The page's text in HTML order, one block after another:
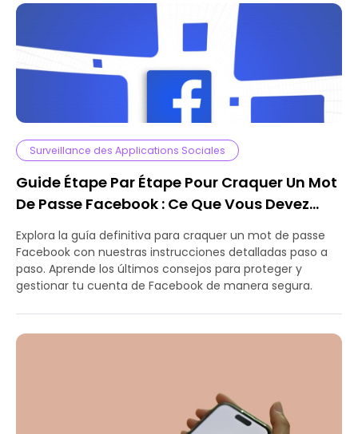
Surveillance des Applications Sociales
Guide Étape Par Étape Pour Craquer Un Mot
De Passe Facebook : Ce Que Vous Devez
Explora la guía definitiva para craquer un mot de passe
Facebook con nuestras instrucciones detalladas paso a
paso. Aprende los últimos consejos para proteger y
gestionar tu cuenta de Facebook de manera segura.